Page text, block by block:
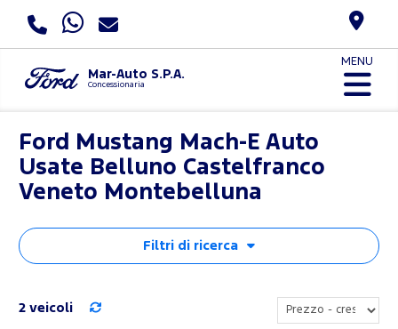
Mar-Auto S.P.A.
Concessionaria
MENU
Ford Mustang Mach-E Auto
Usate Belluno Castelfranco
Veneto Montebelluna
Filtri di ricerca
2 veicoli